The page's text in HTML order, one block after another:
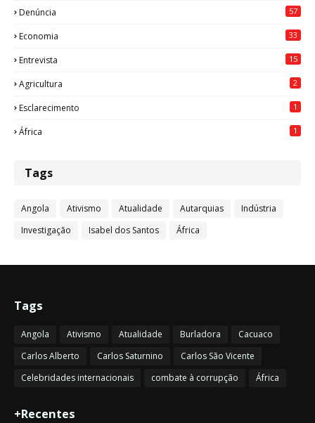
Denúncia 57
Economia 33
Entrevista 15
Agricultura 2
Esclarecimento 1
África 1
Tags
Angola Ativismo Atualidade Autarquias
Indústria
Investigação
Isabel dos Santos África
Tags
Angola Ativismo Atualidade Burladora
Cacuaco
Carlos Alberto
Carlos Saturnino
Carlos São Vicente
Celebridades internacionais
combate à corrupção África
+Recentes